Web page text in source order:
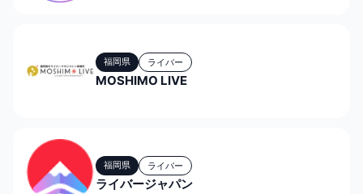
福岡県 ライバー
MOSHIMO LIVE
福岡県 ライバー
ライバージャパン